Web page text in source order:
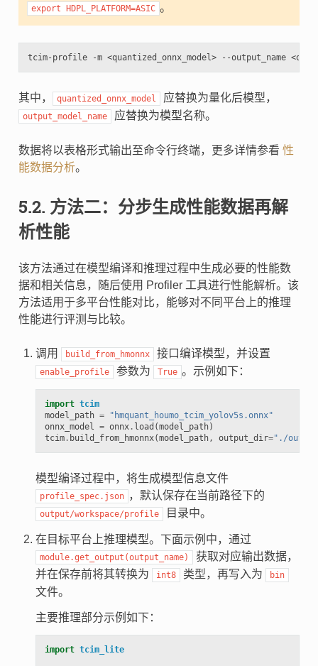
export HDPL_PLATFORM=ASIC 。
其中， quantized_onnx_model 应替换为量化后模型，
output_model_name 应替换为模型名称。
数据将以表格形式输出至命令行终端，更多详情参看 性
能数据分析。
5.2. 方法二：分步生成性能数据再解
析性能
该方法通过在模型编译和推理过程中生成必要的性能数
据和相关信息，随后使用 Profiler 工具进行性能解析。该
方法适用于多平台性能对比，能够对不同平台上的推理
性能进行评测与比较。
调用 build_from_hmonnx 接口编译模型，并设置
enable_profile 参数为 True 。示例如下：
import tcim
model_path =
"hmquant_houmo_tcim_yolov5s.onnx"
onnx_model = onnx. load (model_path)
tcim. build_from_hmonnx(model_path, output_dir="./
模型编译过程中，将生成模型信息文件
profile_spec.json ，默认保存在当前路径下的
output/workspace/profile 目录中。
在目标平台上推理模型。下面示例中，通过
module.get_output(output_name)
获取对应输出数据，
并在保存前将其转换为
int8 类型，再写入为 bin
文件。
主要推理部分示例如下：
import tcim_lite